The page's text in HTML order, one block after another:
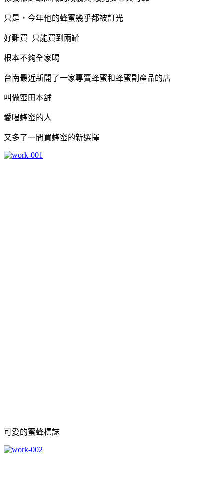
只是，今年他的蜂蜜幾乎都被訂光
好難買 只能買到兩罐
根本不夠全家喝
台南最近新開了一家專賣蜂蜜和蜂蜜副產品的店
叫做蜜田本舖
愛喝蜂蜜的人
又多了一間買蜂蜜的新選擇
可愛的蜜蜂標誌